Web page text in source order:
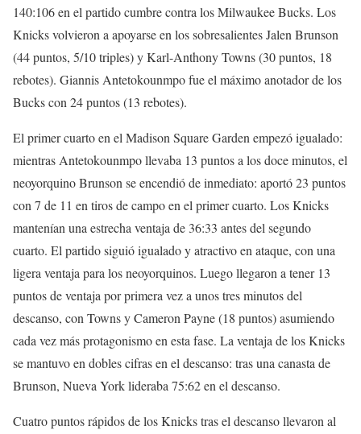
140:106 en el partido cumbre contra los Milwaukee Bucks. Los
Knicks volvieron a apoyarse en los sobresalientes Jalen Brunson
(44 puntos, 5/10 triples) y Karl-Anthony Towns (30 puntos, 18
rebotes). Giannis Antetokounmpo fue el máximo anotador de los
Bucks con 24 puntos (13 rebotes).
El primer cuarto en el Madison Square Garden empezó igualado:
mientras Antetokounmpo llevaba 13 puntos a los doce minutos, el
neoyorquino Brunson se encendió de inmediato: aportó 23 puntos
con 7 de 11 en tiros de campo en el primer cuarto. Los Knicks
mantenían una estrecha ventaja de 36:33 antes del segundo
cuarto. El partido siguió igualado y atractivo en ataque, con una
ligera ventaja para los neoyorquinos. Luego llegaron a tener 13
puntos de ventaja por primera vez a unos tres minutos del
descanso, con Towns y Cameron Payne (18 puntos) asumiendo
cada vez más protagonismo en esta fase. La ventaja de los Knicks
se mantuvo en dobles cifras en el descanso: tras una canasta de
Brunson, Nueva York lideraba 75:62 en el descanso.
Cuatro puntos rápidos de los Knicks tras el descanso llevaron al